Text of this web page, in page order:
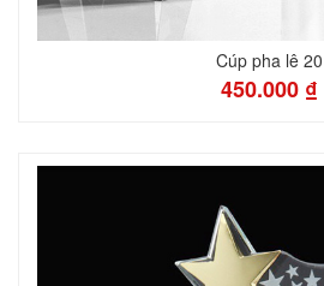
Cúp pha lê 20
450.000 ₫